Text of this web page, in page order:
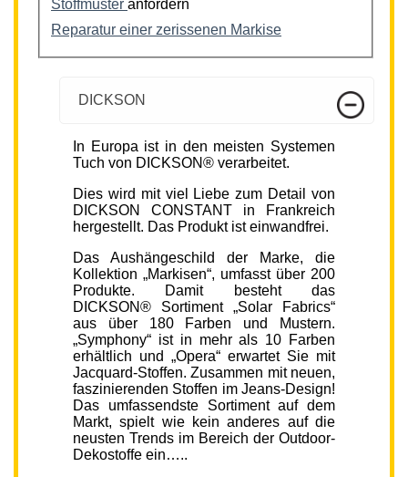
Stoffmuster anfordern
Reparatur einer zerissenen Markise
DICKSON
In Europa ist in den meisten Systemen
Tuch von DICKSON® verarbeitet.
Dies wird mit viel Liebe zum Detail von
DICKSON CONSTANT in Frankreich
hergestellt. Das Produkt ist einwandfrei.
Das Aushängeschild der Marke, die
Kollektion „Markisen“, umfasst über 200
Produkte. Damit besteht das
DICKSON® Sortiment „Solar Fabrics“
aus über 180 Farben und Mustern.
„Symphony“ ist in mehr als 10 Farben
erhältlich und „Opera“ erwartet Sie mit
Jacquard-Stoffen. Zusammen mit neuen,
faszinierenden Stoffen im Jeans-Design!
Das umfassendste Sortiment auf dem
Markt, spielt wie kein anderes auf die
neusten Trends im Bereich der Outdoor-
Dekostoffe ein…..